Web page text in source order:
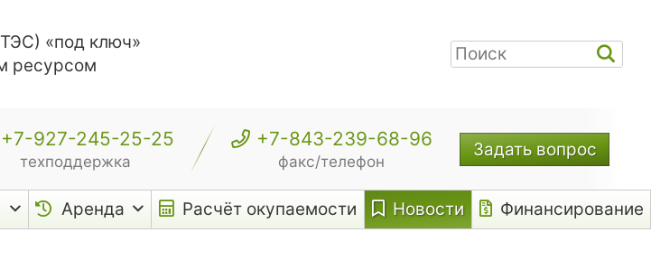
«под ключ»
ресурсом
+7-927-245-25-25
техподдержка
+7-843-239-68-96
факс/телефон
Задать вопрос
Аренда Расчёт окупаемости Новости Финансирование